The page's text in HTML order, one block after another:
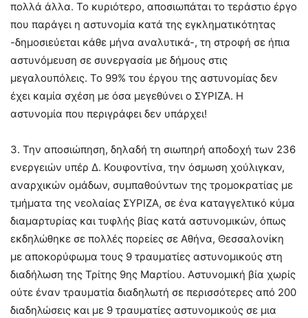
πολλά άλλα. Το κυριότερο, αποσιωπάται το τεράστιο έργο
που παράγει η αστυνομία κατά της εγκληματικότητας
-δημοσιεύεται κάθε μήνα αναλυτικά-, τη στροφή σε ήπια
αστυνόμευση σε συνεργασία με δήμους στις
μεγαλουπόλεις. Το 99% του έργου της αστυνομίας δεν
έχει καμία σχέση με όσα μεγεθύνει ο ΣΥΡΙΖΑ. Η
αστυνομία που περιγράφει δεν υπάρχει!
3. Την αποσιώπηση, δηλαδή τη σιωπηρή αποδοχή των 236
ενεργειών υπέρ Δ. Κουφοντίνα, την όσμωση χούλιγκαν,
αναρχικών ομάδων, συμπαθούντων της τρομοκρατίας με
τμήματα της νεολαίας ΣΥΡΙΖΑ, σε ένα καταγγελτικό κύμα
διαμαρτυρίας και τυφλής βίας κατά αστυνομικών, όπως
εκδηλώθηκε σε πολλές πορείες σε Αθήνα, Θεσσαλονίκη
με αποκορύφωμα τους 9 τραυματίες αστυνομικούς στη
διαδήλωση της Τρίτης 9ης Μαρτίου. Αστυνομική βία χωρίς
ούτε έναν τραυματία διαδηλωτή σε περισσότερες από 200
διαδηλώσεις και με 9 τραυματίες αστυνομικούς σε μια